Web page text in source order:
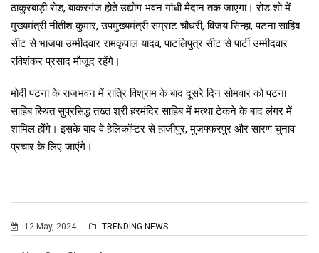
ठाकुरबाड़ी रोड, बाकरगंज होते उद्योग भवन गांधी मैदान तक जाएगा। रोड शो में
मुख्यमंत्री नीतीश कुमार, उपमुख्यमंत्री सम्राट चौधरी, विजय सिन्हा, पटना साहिब
सीट से भाजपा उम्मीदवार रामकृपाल यादव, पाटलिपुत्र सीट से पार्टी उम्मीदवार
रविशंकर प्रसाद मौजूद रहेंगे।
मोदी पटना के राजभवन में रात्रि विश्राम के बाद दूसरे दिन सोमवार को पटना
साहिब स्थित सुप्रसिद्ध तख्त श्री हरमंदिर साहिब में मत्था टेकने के बाद लंगर में
शामिल होंगे। इसके बाद वे हेलिकॉप्टर से हाजीपुर, मुजफ्फरपुर और सारण चुनाव
प्रचार के लिए जाएंगे।
12 May, 2024 TRENDING NEWS